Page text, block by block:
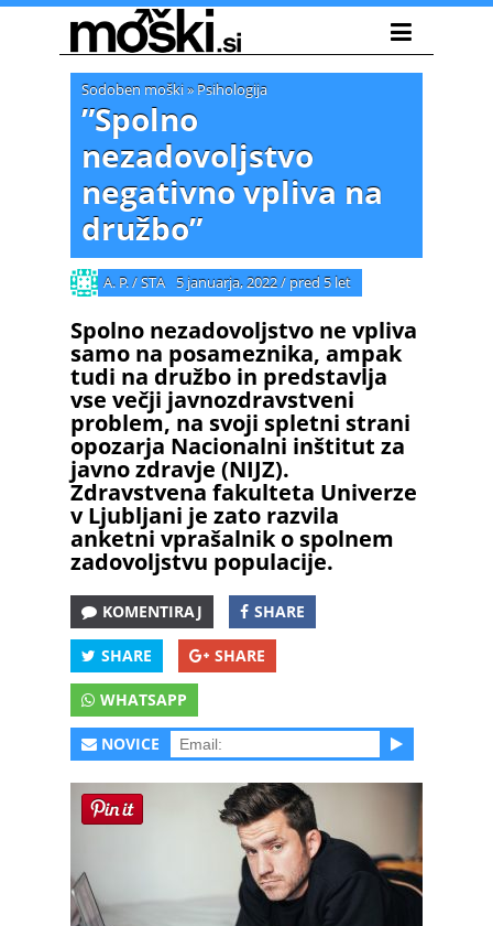
Sodoben moški» Psihologija
”Spolno
nezadovoljstvo
negativno vpliva na
družbo”
A. P. / STA 5 januarja, 2022/ pred 5 let
Spolno nezadovoljstvo ne vpliva
samo na posameznika, ampak
tudi na družbo in predstavlja
vse večji javnozdravstveni
problem, na svoji spletni strani
opozarja Nacionalni inštitut za
javno zdravje (NIJZ).
Zdravstvena fakulteta Univerze
v Ljubljani je zato razvila
anketni vprašalnik o spolnem
zadovoljstvu populacije.
KOMENTIRAJ SHARE
SHARE SHARE
WHATSAPP
NOVICE